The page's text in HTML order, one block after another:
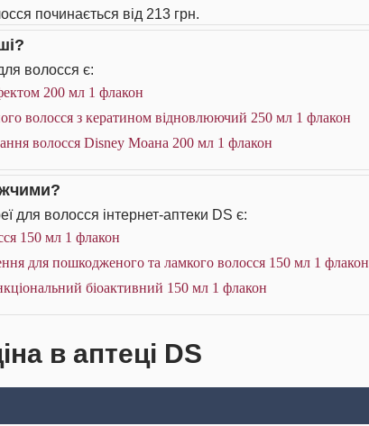
починається від 213 грн.
волосся є:
200 мл 1 флакон
волосся з кератином відновлюючий 250 мл 1 флакон
волосся Disney Моана 200 мл 1 флакон
для волосся інтернет-аптеки DS є:
150 мл 1 флакон
для пошкодженого та ламкого волосся 150 мл 1 флакон
біоактивний 150 мл 1 флакон
в аптеці DS